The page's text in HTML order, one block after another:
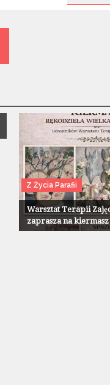
Z Życia Parafii
Warsztat Terapii
zaprasza na kiermasz